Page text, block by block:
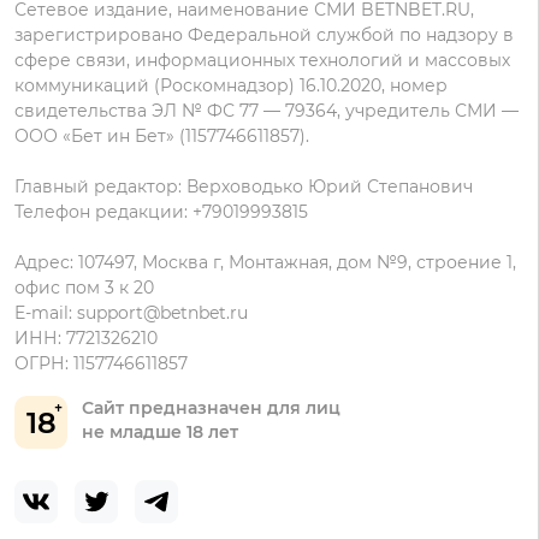
данных
18
Сайт предназначен для лиц
не младше 18 лет
Сетевое издание, наименование СМИ BETNBET.RU,
зарегистрировано Федеральной службой по надзору в
сфере связи, информационных технологий и массовых
коммуникаций (Роскомнадзор) 16.10.2020, номер
свидетельства ЭЛ № ФС 77 — 79364, учредитель СМИ —
ООО «Бет ин Бет» (1157746611857).
Главный редактор: Верховодько Юрий Степанович
Телефон редакции: +79019993815
Адрес: 107497, Москва г, Монтажная, дом №9, строение 1,
офис пом 3 к 20
E-mail: support@betnbet.ru
ИНН: 7721326210
ОГРН: 1157746611857